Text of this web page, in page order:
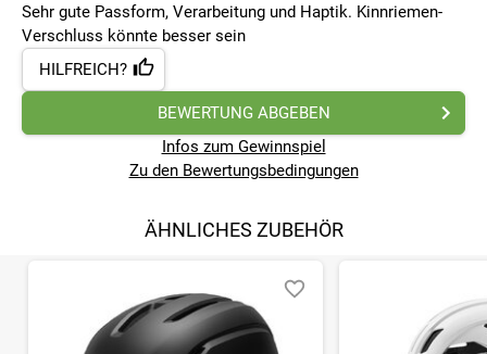
Sehr gute Passform, Verarbeitung und Haptik. Kinnriemen-
Verschluss könnte besser sein
HILFREICH?
BEWERTUNG ABGEBEN
Infos zum Gewinnspiel
Zu den Bewertungsbedingungen
ÄHNLICHES ZUBEHÖR